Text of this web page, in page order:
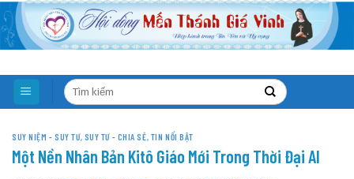
Skip
to
content
SUY NIỆM - SUY TƯ, SUY TƯ - CHIA SẺ, TIN NỔI BẬT
Một Nền Nhân Bản Kitô Giáo Mới Trong Thời Đại AI